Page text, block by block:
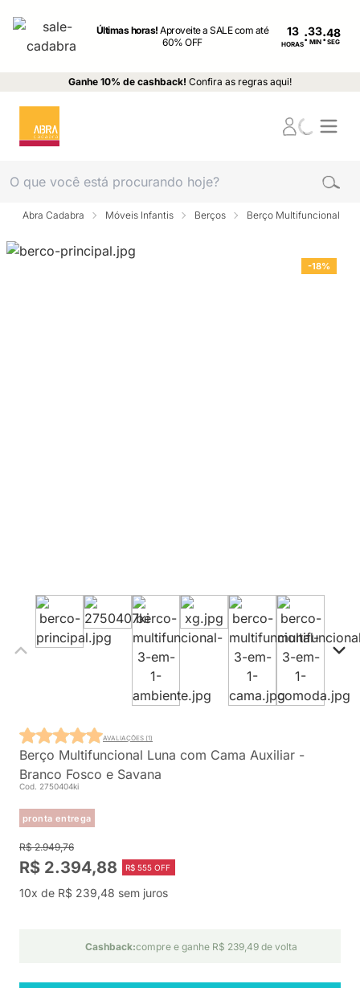
Últimas horas!Aproveite a SALE com até
60% OFF
13
HORAS: MIN : SEG
Ganhe 10% de cashback! Confira as regras aqui!
Abra Cadabra Móveis Infantis Berços Berço Multifuncional
-18%
Berço Multifuncional Luna com Cama Auxiliar -
Branco Fosco e Savana
Cod. 2750404ki
pronta entrega
AVALIAÇÕES (1)
R$ 2.949,76
R$ 2.394,88 R$ 555 OFF
10x de R$ 239,48 sem juros
Cashback:compre e ganhe R$ 239,49 de volta